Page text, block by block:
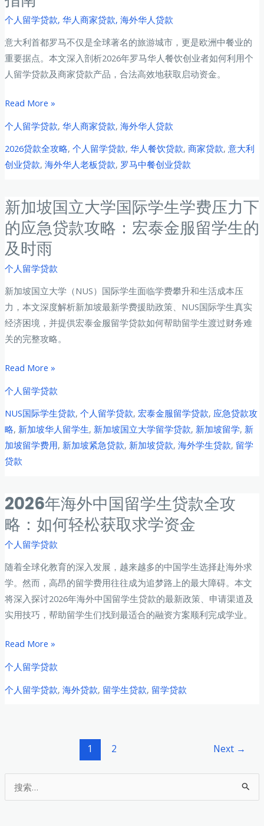
索
突
发
财
务
的
优
解
应
急
备
金
贷
攻
在
韩
华
人
学
子
如
建
财
安
全
网
个人留学贷款, 华人商家贷款, 海外华人贷款
意大利首都罗马不仅是全球著名的旅游城市，更是欧洲中餐业的
重要据点。本文深入剖析2026年罗马华人餐饮创业者如何利用个
人留学贷款及商家贷款产品，合法高效地获取启动资金。
2026
罗
马
华
餐
饮
创
业
贷
全
攻
略：
从
款
申
成
功
开
的
一
站
式
指
南
Read More »
个人留学贷款, 华人商家贷款, 海外华人贷款
2026贷款全攻略, 个人留学贷款, 华人餐饮贷款, 商家贷款, 意大利
创业贷款, 海外华人老板贷款, 罗马中餐创业贷款
新加坡国立大学国际学生学费压力下
的应急贷款攻略：宏泰金服留学生的
及时雨
个人留学贷款
新加坡国立大学（NUS）国际学生面临学费攀升和生活成本压
力，本文深度解析新加坡最新学费援助政策、NUS国际学生真实
经济困境，并提供宏泰金服留学贷款如何帮助留学生渡过财务难
关的完整攻略。
新
坡
国
立
大
学
际
学
生
学
压
力
下
的
应
贷
款
留
Read More »
个人留学贷款
NUS国际学生贷款, 个人留学贷款, 宏泰金服留学贷款, 应急贷款攻
略, 新加坡华人留学生, 新加坡国立大学留学贷款, 新加坡留学, 新
加坡留学费用, 新加坡紧急贷款, 新加坡贷款, 海外学生贷款, 留学
贷款
2026年海外中国留学生贷款全攻
略：如何轻松获取求学资金
个人留学贷款
随着全球化教育的深入发展，越来越多的中国学生选择赴海外求
学。然而，高昂的留学费用往往成为追梦路上的最大障碍。本文
将深入探讨2026年海外中国留学生贷款的最新政策、申请渠道及
实用技巧，帮助留学生们找到最适合的融资方案顺利完成学业。
2026
海
外
生
款
Read More »
个人留学贷款
个人留学贷款, 海外贷款, 留学生贷款, 留学贷款
1 2 Next →